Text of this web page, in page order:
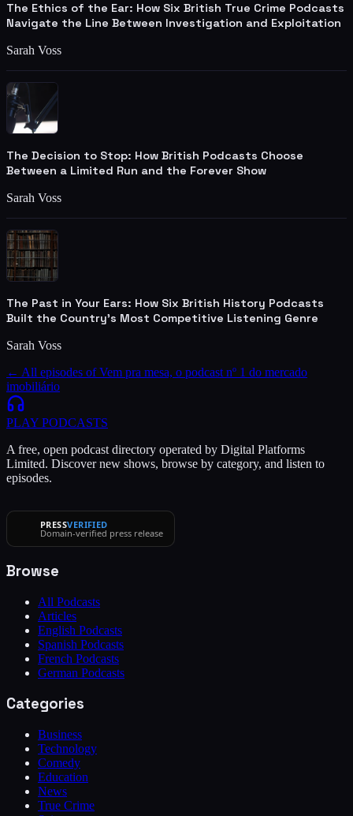
The Ethics of the Ear: How Six British True Crime Podcasts
Navigate the Line Between Investigation and Exploitation
Sarah Voss
The Decision to Stop: How British Podcasts Choose
Between a Limited Run and the Forever Show
Sarah Voss
The Past in Your Ears: How Six British History Podcasts
Built the Country's Most Competitive Listening Genre
Sarah Voss
← All episodes ofVem pra mesa, o podcast nº 1 do mercado
imobiliário
PLAY PODCASTS
A free, open podcast directory operated by Digital Platforms
Limited. Discover new shows, browse by category, and listen to
episodes.
PRESSVERIFIED
Domain-verified press release
Browse
All Podcasts
Articles
English Podcasts
Spanish Podcasts
French Podcasts
German Podcasts
Categories
Business
Technology
Comedy
Education
News
True Crime